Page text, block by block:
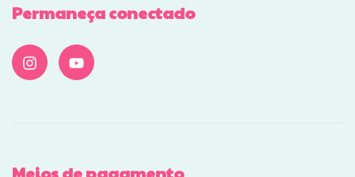
Permaneça conectado